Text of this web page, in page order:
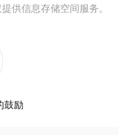
供信息存储空间服务。
鼓励